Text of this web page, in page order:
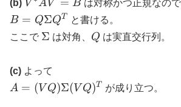
(b)
\overline{V}
= B
V AV B は対称かつ正規なの
B = Q
\Sigma
Q^T
B = QΣQT
と書ける。
ここで \Sigma
Σ は対角、 Q
Q は実直交行列。
(c) よって
A =
A = (V Q)Σ(V Q)T が成り立つ。